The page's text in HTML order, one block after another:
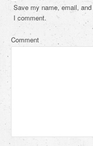
Save my name, email,
I comment.
Comment